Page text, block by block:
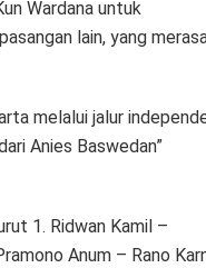
Wardana untuk
lain, yang
melalui jalur
Anies Baswedan”
1. Ridwan Kamil –
Anum – Rano